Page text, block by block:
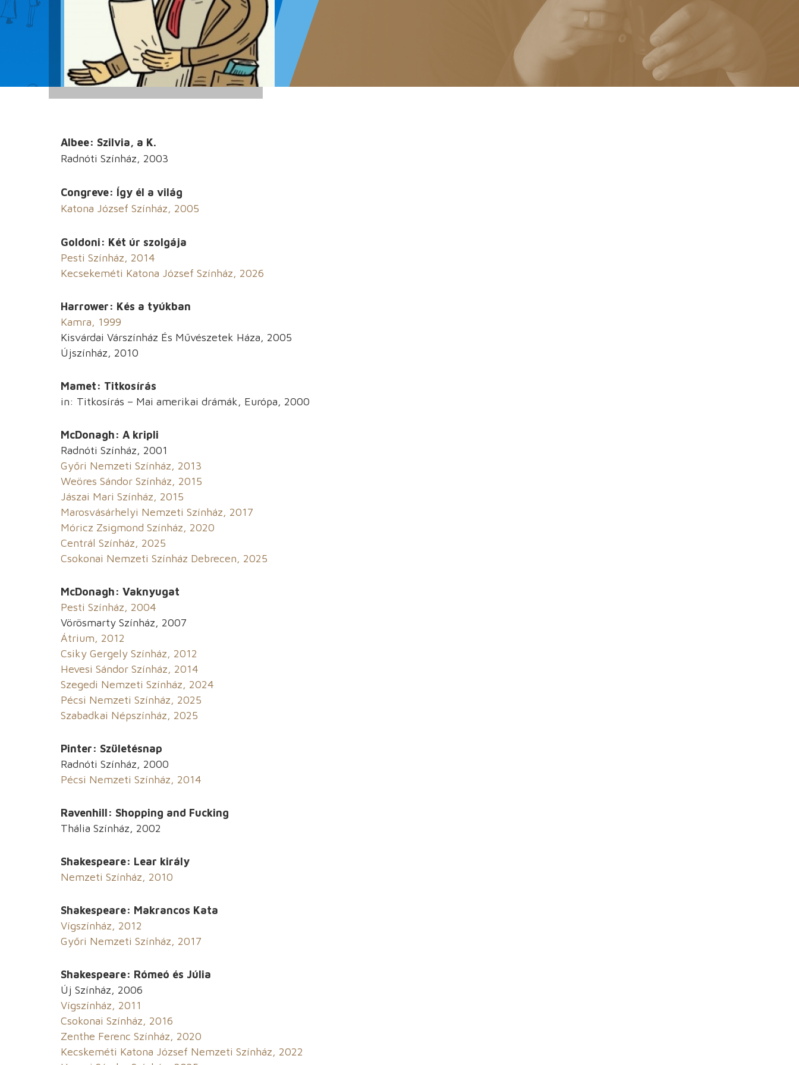
Albee: Szilvia, a K.
Radnóti Színház, 2003
Congreve: Így él a világ
Katona József Színház, 2005
Goldoni: Két úr szolgája
Pesti Színház, 2014
Kecsekeméti Katona József Színház, 2026
Harrower: Kés a tyúkban
Kamra, 1999
Kisvárdai Várszínház És Művészetek Háza, 2005
Újszínház, 2010
Mamet: Titkosírás
in: Titkosírás – Mai amerikai drámák, Európa, 2000
McDonagh: A kripli
Radnóti Színház, 2001
Győri Nemzeti Színház, 2013
Weöres Sándor Színház, 2015
Jászai Mari Színház, 2015
Marosvásárhelyi Nemzeti Színház, 2017
Móricz Zsigmond Színház, 2020
Centrál Színház, 2025
Csokonai Nemzeti Színház Debrecen, 2025
McDonagh: Vaknyugat
Pesti Színház, 2004
Vörösmarty Színház, 2007
Átrium, 2012
Csiky Gergely Színház, 2012
Hevesi Sándor Színház, 2014
Szegedi Nemzeti Színház, 2024
Pécsi Nemzeti Színház, 2025
Szabadkai Népszínház, 2025
Pinter: Születésnap
Radnóti Színház, 2000
Pécsi Nemzeti Színház, 2014
Ravenhill: Shopping and Fucking
Thália Színház, 2002
Shakespeare: Lear király
Nemzeti Színház, 2010
Shakespeare: Makrancos Kata
Vígszínház, 2012
Győri Nemzeti Színház, 2017
Shakespeare: Rómeó és Júlia
Új Színház, 2006
Vígszínház, 2011
Csokonai Színház, 2016
Zenthe Ferenc Színház, 2020
Kecskeméti Katona József Nemzeti Színház, 2022